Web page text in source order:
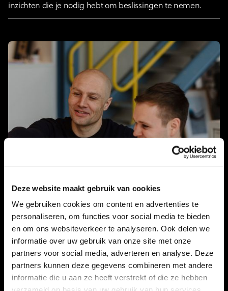
Deze website maakt gebruik van cookies
We gebruiken cookies om content en advertenties te
personaliseren, om functies voor social media te bieden
en om ons websiteverkeer te analyseren. Ook delen we
informatie over uw gebruik van onze site met onze
partners voor social media, adverteren en analyse. Deze
partners kunnen deze gegevens combineren met andere
informatie die u aan ze heeft verstrekt of die ze hebben
inzichten die je nodig hebt om beslissingen te nemen.